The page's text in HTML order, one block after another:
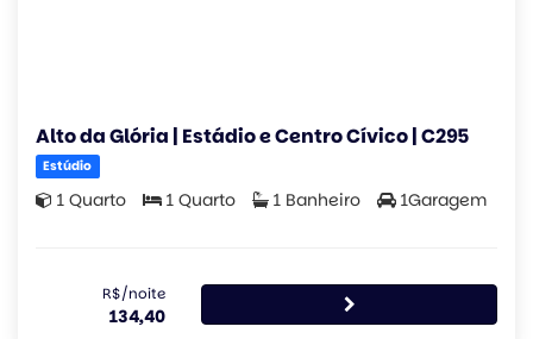
Alto da Glória | Estádio e Centro Cívico | C295
Estúdio
1 Quarto 1 Quarto 1 Banheiro 1Garagem
R$/noite
134,40